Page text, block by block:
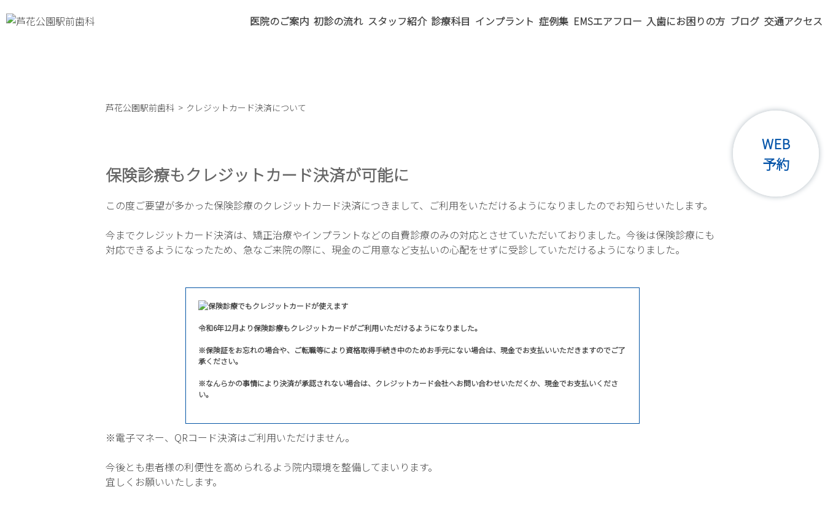
ン
医院のご案内 初診の流れ スタッフ紹介 診療科目 インプラント 症例集 EMSエアフロー 入歯にお困りの方 ブログ 交通アクセス
WEB
予約
芦花公園駅前歯科 クレジットカード決済について
保険診療もクレジットカード決済が可能に
この度ご要望が多かった保険診療のクレジットカード決済につきまして、ご利用をいただけるようになりましたのでお知らせいたします。
今までクレジットカード決済は、矯正治療やインプラントなどの自費診療のみの対応とさせていただいておりました。今後は保険診療にも
対応できるようになったため、急なご来院の際に、現金のご用意など支払いの心配をせずに受診していただけるようになりました。
令和6年12月より保険診療もクレジットカードがご利用いただけるようになりました。
※保険証をお忘れの場合や、ご転職等により資格取得手続き中のためお手元にない場合は、現金でお支払いいただきますのでご了
承ください。
※なんらかの事情により決済が承認されない場合は、クレジットカード会社へお問い合わせいただくか、現金でお支払いくださ
い。
※電子マネー、QRコード決済はご利用いただけません。
今後とも患者様の利便性を高められるよう院内環境を整備してまいります。
宜しくお願いいたします。